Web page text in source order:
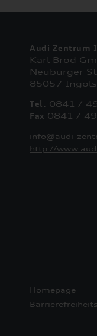
Audi Zentrum
Karl Brod
Neuburger
85057
Tel. 0841 /
Fax 0841 /
info@audi-
http://
Homepage